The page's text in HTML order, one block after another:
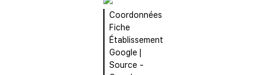
Coordonnées
Fiche
Établissement
Google |
Source -